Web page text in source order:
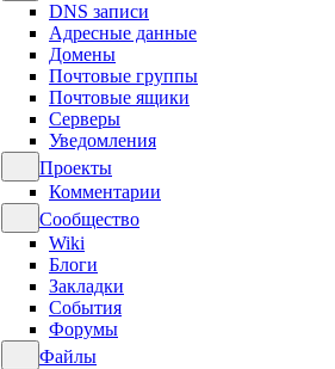
DNS записи
Адресные данные
Домены
Почтовые группы
Почтовые ящики
Серверы
Уведомления
Проекты
Комментарии
Сообщество
Wiki
Блоги
Закладки
События
Форумы
Файлы